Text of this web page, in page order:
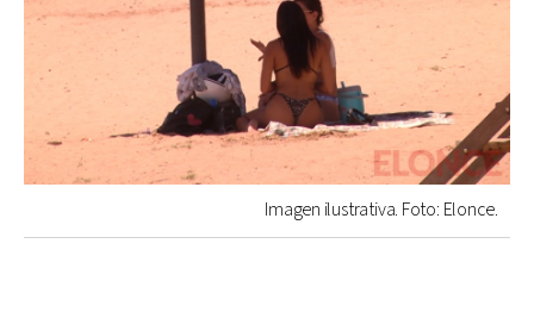
Imagen ilustrativa. Foto: Elonce.